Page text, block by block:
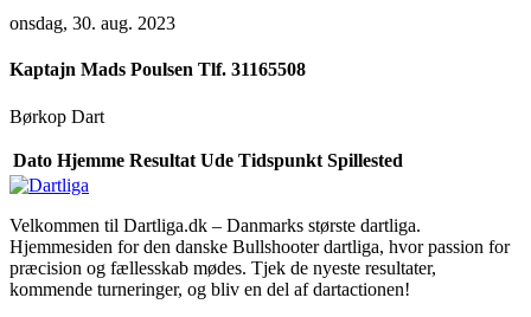
onsdag, 30. aug. 2023
Kaptajn Mads Poulsen Tlf. 31165508
Børkop Dart
Dato Hjemme Resultat Ude Tidspunkt Spillested
Velkommen til Dartliga.dk – Danmarks største dartliga.
Hjemmesiden for den danske Bullshooter dartliga, hvor passion for
præcision og fællesskab mødes. Tjek de nyeste resultater,
kommende turneringer, og bliv en del af dartactionen!